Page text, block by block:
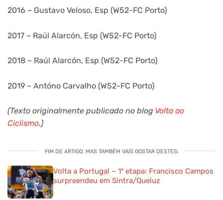
2016 – Gustavo Veloso, Esp (W52-FC Porto)
2017 – Raúl Alarcón, Esp (W52-FC Porto)
2018 – Raúl Alarcón, Esp (W52-FC Porto)
2019 – Antóno Carvalho (W52-FC Porto)
(Texto originalmente publicado no blog Volta ao
Ciclismo.)
FIM DE ARTIGO. MAS TAMBÉM VAIS GOSTAR DESTES:
Volta a Portugal – 1ª etapa: Francisco Campos
surpreendeu em Sintra/Queluz